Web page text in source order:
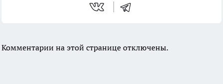
Комментарии на этой странице отключены.